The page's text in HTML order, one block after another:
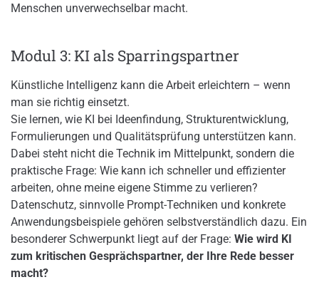
Menschen unverwechselbar macht.
Modul 3: KI als Sparringspartner
Künstliche Intelligenz kann die Arbeit erleichtern – wenn
man sie richtig einsetzt.
Sie lernen, wie KI bei Ideenfindung, Strukturentwicklung,
Formulierungen und Qualitätsprüfung unterstützen kann.
Dabei steht nicht die Technik im Mittelpunkt, sondern die
praktische Frage: Wie kann ich schneller und effizienter
arbeiten, ohne meine eigene Stimme zu verlieren?
Datenschutz, sinnvolle Prompt-Techniken und konkrete
Anwendungsbeispiele gehören selbstverständlich dazu. Ein
besonderer Schwerpunkt liegt auf der Frage: Wie wird KI
zum kritischen Gesprächspartner, der Ihre Rede besser
macht?